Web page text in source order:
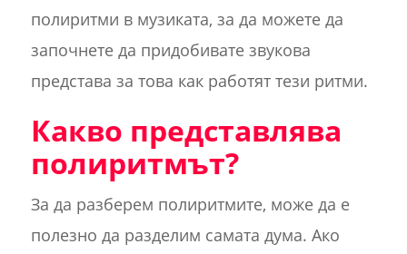
полиритми в музиката, за да можете да
започнете да придобивате звукова
представа за това как работят тези ритми.
Какво представлява
полиритмът?
За да разберем полиритмите, може да е
полезно да разделим самата дума. Ако